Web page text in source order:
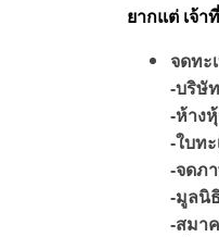
ยากแต่ เจ้า
จดทะ
-บริษั
-ห้าง
-ใบท
-จดภ
-มูลนิ
-สมา